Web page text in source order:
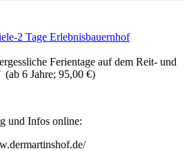
2 Tage Erlebnisbauernhof
Ferientage auf dem Reit- und
6 Jahre; 95,00 €)
und Infos online: